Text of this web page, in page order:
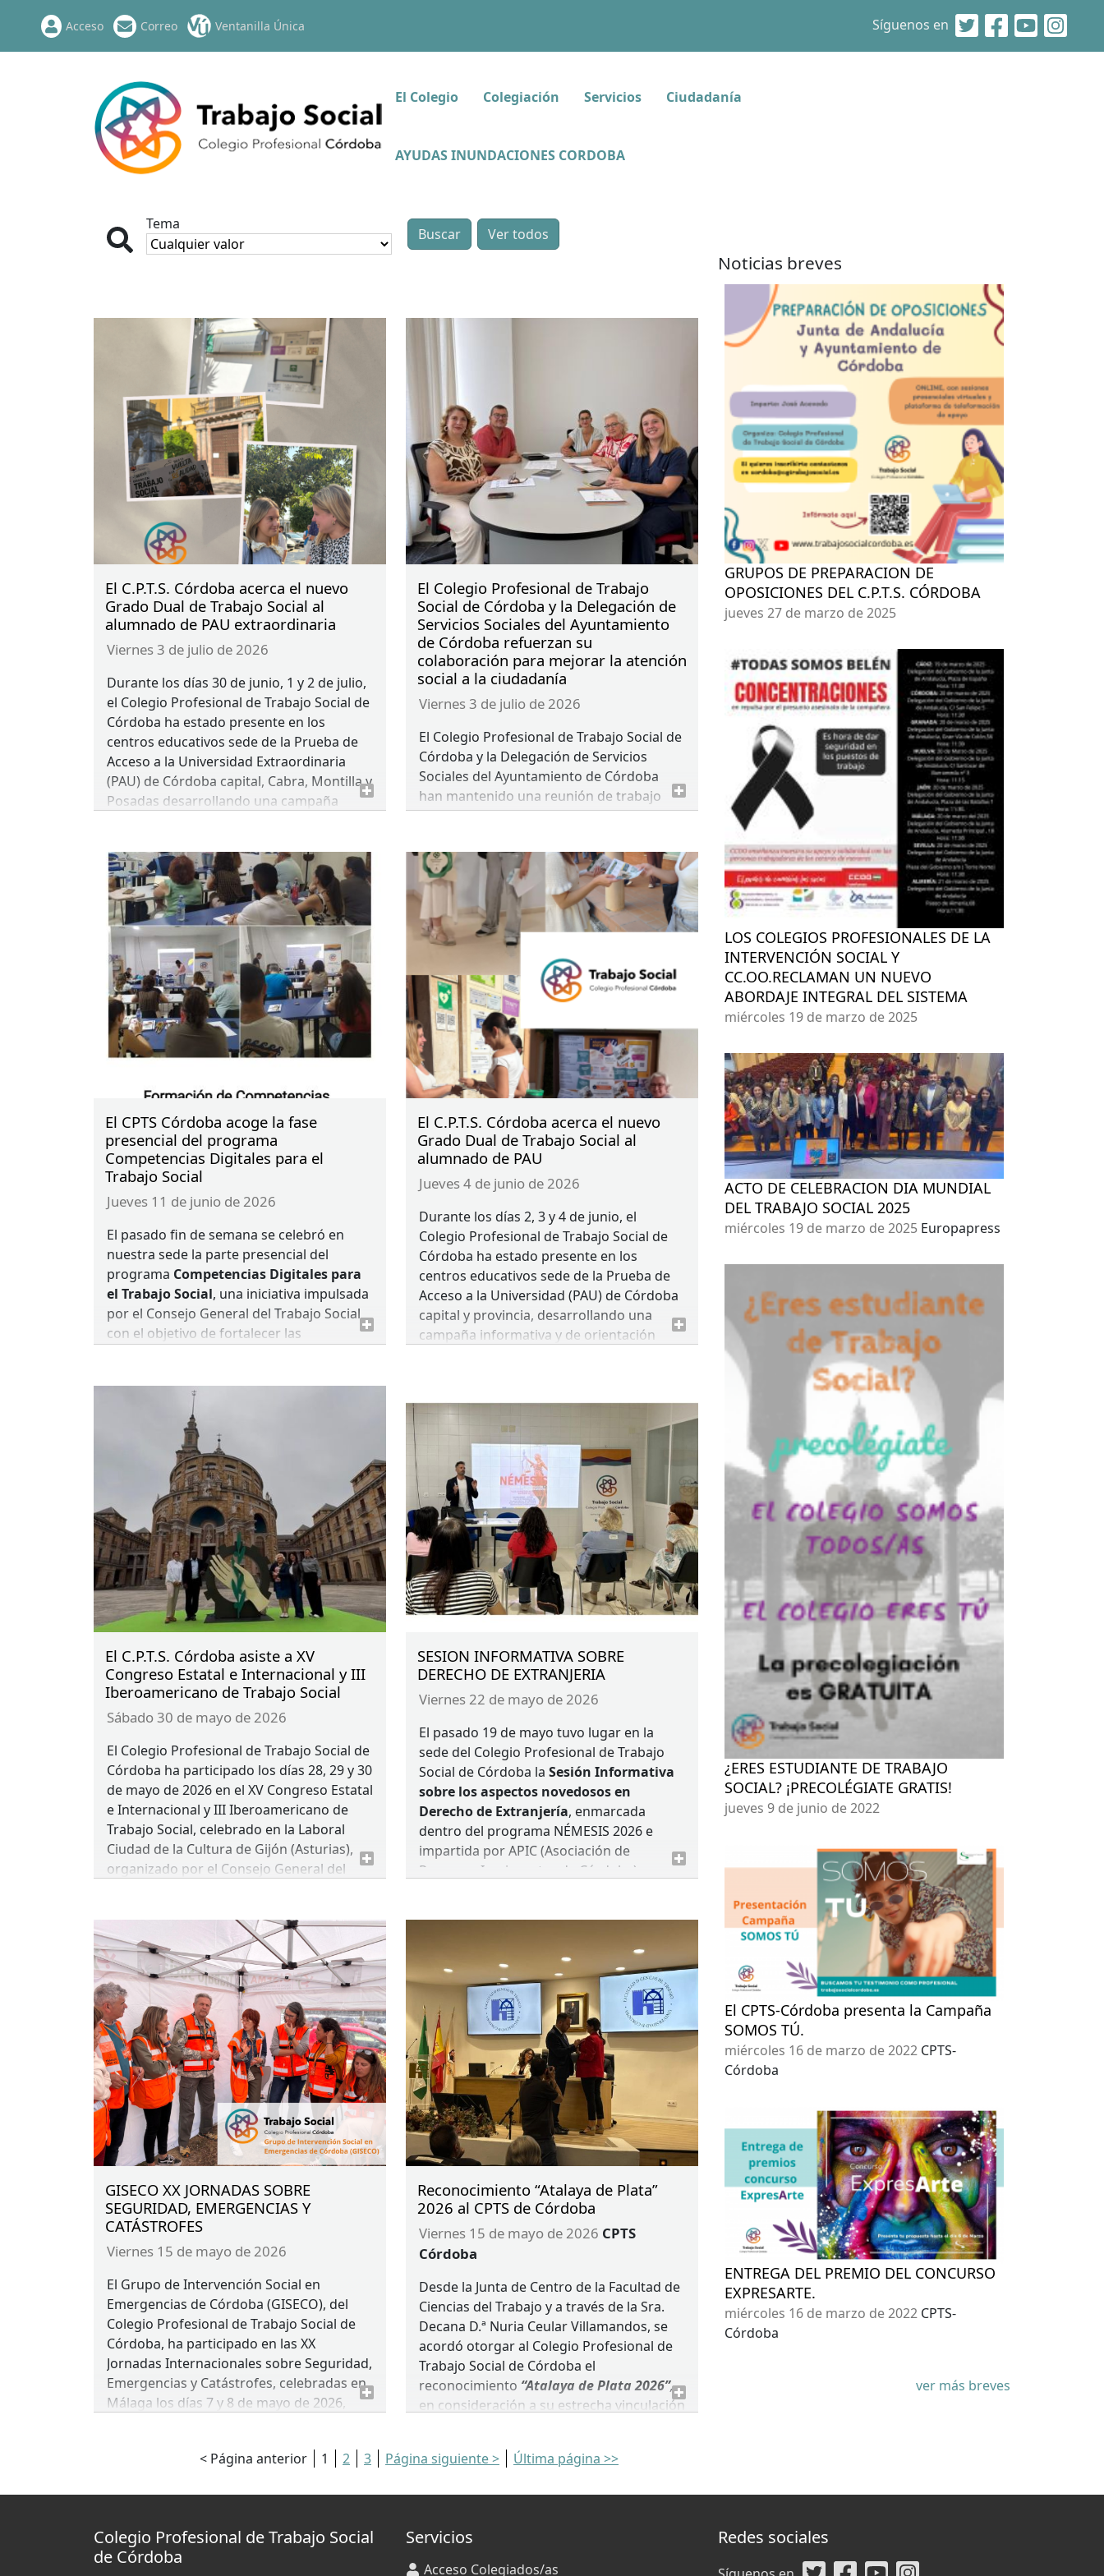
Acceso Correo Ventanilla Única Síguenos en
El Colegio Colegiación Servicios Ciudadanía
AYUDAS INUNDACIONES CORDOBA
Tema
El C.P.T.S. Córdoba acerca el nuevo
Grado Dual de Trabajo Social al
alumnado de PAU extraordinaria
viernes 3 de julio de 2026
Durante los días 30 de junio, 1 y 2 de julio,
el Colegio Profesional de Trabajo Social de
Córdoba ha estado presente en los
centros educativos sede de la Prueba de
Acceso a la Universidad Extraordinaria
(PAU) de Córdoba capital, Cabra, Montilla y
Posadas desarrollando una campaña
universitarios el próximo curso
académico.
El Colegio Profesional de Trabajo
Social de Córdoba y la Delegación de
Servicios Sociales del Ayuntamiento
de Córdoba refuerzan su
colaboración para mejorar la atención
social a la ciudadanía
viernes 3 de julio de 2026
El Colegio Profesional de Trabajo Social de
Córdoba y la Delegación de Servicios
Sociales del Ayuntamiento de Córdoba
han mantenido una reunión de trabajo
con el objetivo de evaluar las actuaciones
avanzar en nuevas líneas de colaboración
que permitan fortalecer la respuesta de
los servicios sociales ante las necesidades
de la población.
El CPTS Córdoba acoge la fase
presencial del programa
Competencias Digitales para el
Trabajo Social
jueves 11 de junio de 2026
El pasado fin de semana se celebró en
nuestra sede la parte presencial del
programa Competencias Digitales para
el Trabajo Social, una iniciativa impulsada
por el Consejo General del Trabajo Social
con el objetivo de fortalecer las
Durante las jornadas formativas, las
personas participantes pudieron
profundizar en herramientas y recursos
tecnológicos aplicados al ámbito del
trabajo social, compartir experiencias
profesionales y reflexionar sobre los retos
y oportunidades que plantea la
transformación digital en la intervención
social.
El C.P.T.S. Córdoba acerca el nuevo
Grado Dual de Trabajo Social al
alumnado de PAU
jueves 4 de junio de 2026
Durante los días 2, 3 y 4 de junio, el
Colegio Profesional de Trabajo Social de
Córdoba ha estado presente en los
centros educativos sede de la Prueba de
Acceso a la Universidad (PAU) de Córdoba
capital y provincia, desarrollando una
campaña informativa y de orientación
El C.P.T.S. Córdoba asiste a XV
Congreso Estatal e Internacional y III
Iberoamericano de Trabajo Social
sábado 30 de mayo de 2026
El Colegio Profesional de Trabajo Social de
Córdoba ha participado los días 28, 29 y 30
de mayo de 2026 en el XV Congreso Estatal
e Internacional yIIIIberoamericano de
Trabajo Social, celebrado en la Laboral
Ciudad de la Cultura de Gijón (Asturias),
organizado por el Consejo General del
SESION INFORMATIVA SOBRE
DERECHO DE EXTRANJERIA
viernes 22 de mayo de 2026
El pasado 19 de mayo tuvo lugar en la
sede del Colegio Profesional de Trabajo
Social de Córdoba la Sesión Informativa
sobre los aspectos novedosos en
Derecho de Extranjería, enmarcada
dentro del programa NÉMESIS 2026 e
impartida porAPIC(Asociación de
Personas Inmigrantes de Córdoba).
principales novedades normativas y
extranjería, ofreciendo a las y los
profesionales asistentes herramientas
útiles y actualizadas para la intervención
social con población migrante.
GISECO XX JORNADAS SOBRE
SEGURIDAD, EMERGENCIAS Y
CATÁSTROFES
viernes 15 de mayo de 2026
El Grupo de Intervención Social en
Emergencias de Córdoba (GISECO), del
Colegio Profesional de Trabajo Social de
Córdoba, ha participado en las XX
Jornadas Internacionales sobre Seguridad,
Emergencias y Catástrofes, celebradas en
Málaga los días 7 y 8 de mayo de 2026,
este encuentro de referencia en el ámbito
del patrimonio cultural y natural ante
situaciones de emergencia, combinaron
Reconocimiento “Atalaya de Plata”
2026 al CPTS de Córdoba
viernes 15 de mayo de 2026 CPTS
Córdoba
Desde la Junta de Centro de la Facultad de
Ciencias del Trabajo y a través de la Sra.
Decana D.ª Nuria Ceular Villamandos, se
acordó otorgar al Colegio Profesional de
Trabajo Social de Córdoba el
reconocimiento “Atalaya de Plata 2026”,
en consideración a su estrecha vinculación
< Página anterior
1 2 3 Página siguiente > Última página >>
Noticias breves
GRUPOS DE PREPARACION DE
OPOSICIONES DEL C.P.T.S. CÓRDOBA
jueves 27 de marzo de 2025
LOS COLEGIOS PROFESIONALES DE LA
INTERVENCIÓN SOCIAL Y
CC.OO.RECLAMAN UN NUEVO
ABORDAJE INTEGRAL DEL SISTEMA
miércoles 19 de marzo de 2025
ACTO DE CELEBRACION DIA MUNDIAL
DEL TRABAJO SOCIAL 2025
miércoles 19 de marzo de 2025 Europapress
¿ERES ESTUDIANTE DE TRABAJO
SOCIAL? ¡PRECOLÉGIATE GRATIS!
jueves 9 de junio de 2022
El CPTS-Córdoba presenta la Campaña
SOMOS TÚ.
miércoles 16 de marzo de 2022 CPTS-
Córdoba
ENTREGA DEL PREMIO DEL CONCURSO
EXPRESARTE.
miércoles 16 de marzo de 2022 CPTS-
Córdoba
ver más breves
Colegio Profesional de Trabajo Social
de Córdoba
Servicios
Acceso Colegiados/as
Redes sociales